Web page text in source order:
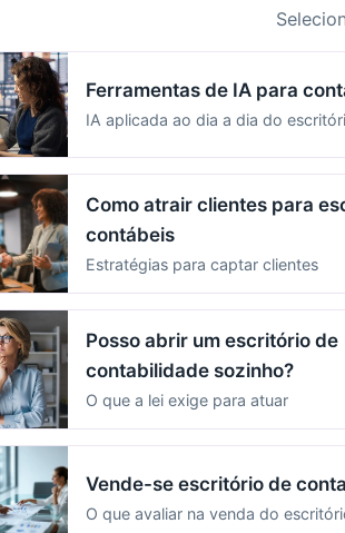
Ferramentas de IA para
IA aplicada ao dia a dia do
Como atrair clientes para
contábeis
Estratégias para captar clientes
Posso abrir um escritório de
contabilidade sozinho?
O que a lei exige para atuar
Vende-se escritório de
O que avaliar na venda do